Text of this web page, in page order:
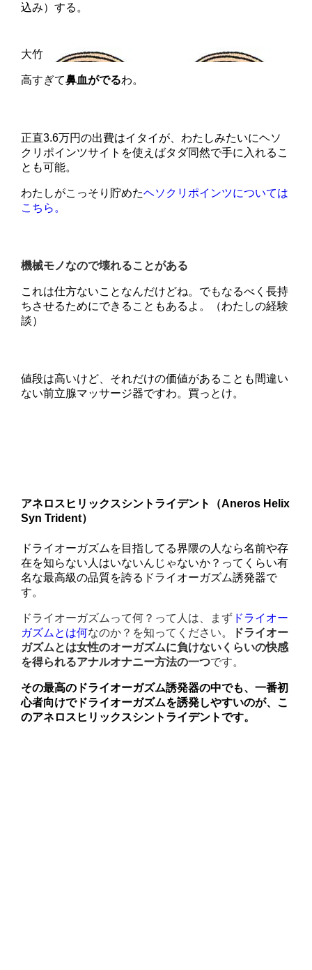
込み）する。
高すぎて鼻血がでるわ。
正直3.6万円の出費はイタイが、わたしみたいにヘソ
クリポインツサイトを使えばタダ同然で手に入れるこ
とも可能。
わたしがこっそり貯めたヘソクリポインツについては
こちら。
機械モノなので壊れることがある
これは仕方ないことなんだけどね。でもなるべく長持
ちさせるためにできることもあるよ。（わたしの経験
談）
値段は高いけど、それだけの価値があることも間違い
ない前立腺マッサージ器ですわ。買っとけ。
アネロスヒリックスシントライデント（Aneros Helix
Syn Trident）
ドライオーガズムを目指してる界隈の人なら名前や存
在を知らない人はいないんじゃないか？ってくらい有
名な最高級の品質を誇るドライオーガズム誘発器で
す。
ドライオーガズムって何？って人は、まず ドライオー
ガズムとは何なのか？を知ってください。
ドライオー
ガズムとは女性のオーガズムに負けないくらいの快感
を得られるアナルオナニー方法の一つです。
その最高のドライオーガズム誘発器の中でも、一番初
心者向けでドライオーガズムを誘発しやすいのが、こ
のアネロスヒリックスシントライデントです。